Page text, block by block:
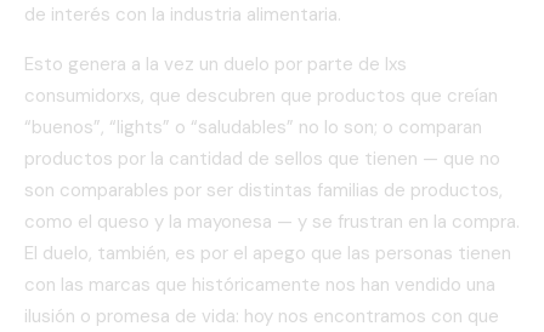
de interés con la industria alimentaria.
Esto genera a la vez un duelo por parte de lxs
consumidorxs, que descubren que productos que creían
“buenos”, “lights” o “saludables” no lo son; o comparan
productos por la cantidad de sellos que tienen — que no
son comparables por ser distintas familias de productos,
como el queso y la mayonesa — y se frustran en la compra.
El duelo, también, es por el apego que las personas tienen
con las marcas que históricamente nos han vendido una
ilusión o promesa de vida: hoy nos encontramos con que